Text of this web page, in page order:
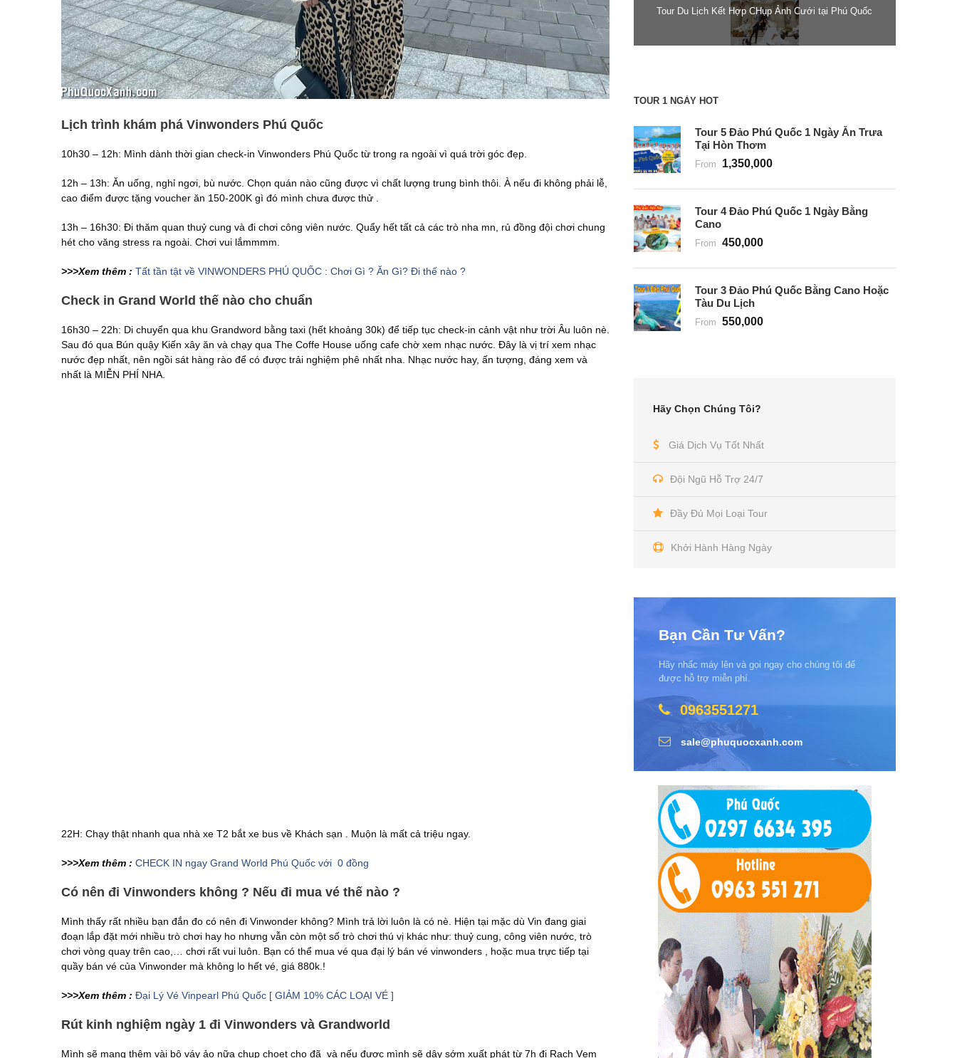
Lịch trình khám phá Vinwonders Phú Quốc
10h30 – 12h: Mình dành thời gian check-in Vinwonders Phú Quốc từ trong ra ngoài vì quá trời góc đẹp.
12h – 13h: Ăn uống, nghỉ ngơi, bù nước. Chọn quán nào cũng được vì chất lượng trung bình thôi. À nếu đi không phải lễ,
cao điểm được tặng voucher ăn 150-200K gì đó mình chưa được thử .
13h – 16h30: Đi thăm quan thuỷ cung và đi chơi công viên nước. Quẩy hết tất cả các trò nha mn, rủ đồng đội chơi chung
hét cho văng stress ra ngoài. Chơi vui lắmmmm.
>>>Xem thêm : Tất tần tật về VINWONDERS PHÚ QUỐC : Chơi Gì ? Ăn Gì? Đi thế nào ?
Check in Grand World thế nào cho chuẩn
16h30 – 22h: Di chuyển qua khu Grandword bằng taxi (hết khoảng 30k) để tiếp tục check-in cảnh vật như trời Âu luôn nè.
Sau đó qua Bún quậy Kiến xây ăn và chạy qua The Coffe House uống cafe chờ xem nhạc nước. Đây là vị trí xem nhạc
nước đẹp nhất, nên ngồi sát hàng rào để có được trải nghiệm phê nhất nha. Nhạc nước hay, ấn tượng, đáng xem và
nhất là MIỄN PHÍ NHA.
22H: Chạy thật nhanh qua nhà xe T2 bắt xe bus về Khách sạn . Muộn là mất cả triệu ngay.
>>>Xem thêm : CHECK IN ngay Grand World Phú Quốc với 0 đồng
Có nên đi Vinwonders không ? Nếu đi mua vé thế nào ?
Mình thấy rất nhiều bạn đắn đo có nên đi Vinwonder không? Mình trả lời luôn là có nè. Hiện tại mặc dù Vin đang giai
đoạn lắp đặt mới nhiều trò chơi hay ho nhưng vẫn còn một số trò chơi thú vị khác như: thuỷ cung, công viên nước, trò
chơi vòng quay trên cao,… chơi rất vui luôn. Bạn có thể mua vé qua đại lý bán vé vinwonders , hoặc mua trực tiếp tại
quầy bán vé của Vinwonder mà không lo hết vé, giá 880k.!
>>>Xem thêm : Đại Lý Vé Vinpearl Phú Quốc [ GIẢM 10% CÁC LOẠI VÉ ]
Rút kinh nghiệm ngày 1 đi Vinwonders và Grandworld
Mình sẽ mang thêm vài bộ váy ảo nữa chụp choẹt cho đã và nếu được mình sẽ dậy sớm xuất phát từ 7h đi Rạch Vẹm
Tour Du Lịch Kết Hợp CHụp Ảnh Cưới tại Phú Quốc
TOUR 1 NGÀY HOT
Tour 5 Đảo Phú Quốc 1 Ngày Ăn Trưa
Tại Hòn Thơm
From 1,350,000
Tour 4 Đảo Phú Quốc 1 Ngày Bằng
Cano
From 450,000
Tour 3 Đảo Phú Quốc Bằng Cano Hoặc
Tàu Du Lịch
From 550,000
Hãy Chọn Chúng Tôi?
Giá Dịch Vụ Tốt Nhất
Đội Ngũ Hỗ Trợ 24/7
Đầy Đủ Mọi Loại Tour
Khởi Hành Hàng Ngày
Bạn Cần Tư Vấn?
Hãy nhấc máy lên và gọi ngay cho chúng tôi để
được hỗ trợ miễn phí.
0963551271
sale@phuquocxanh.com